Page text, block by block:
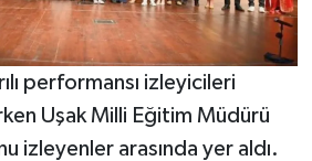
performansı izleyicileri
Uşak Milli Eğitim Müdürü
izleyenler arasında yer aldı.